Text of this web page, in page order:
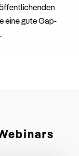
eine gute Gap-